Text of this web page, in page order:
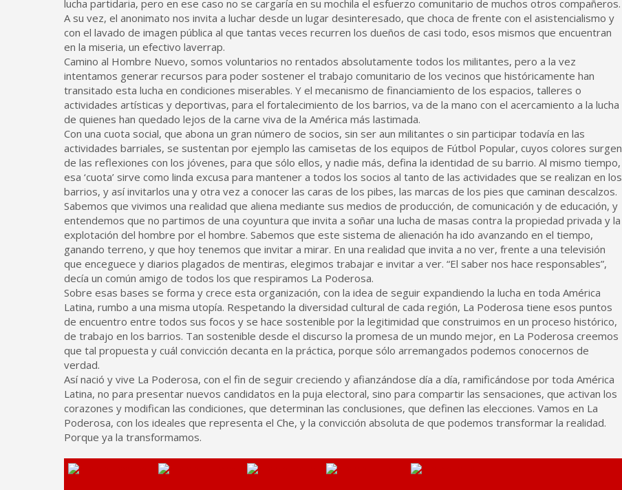
lucha partidaria, pero en ese caso no se cargaría en su mochila el esfuerzo comunitario de muchos otros compañeros.
A su vez, el anonimato nos invita a luchar desde un lugar desinteresado, que choca de frente con el asistencialismo y
con el lavado de imagen pública al que tantas veces recurren los dueños de casi todo, esos mismos que encuentran
en la miseria, un efectivo laverrap.
Camino al Hombre Nuevo, somos voluntarios no rentados absolutamente todos los militantes, pero a la vez
intentamos generar recursos para poder sostener el trabajo comunitario de los vecinos que históricamente han
transitado esta lucha en condiciones miserables. Y el mecanismo de financiamiento de los espacios, talleres o
actividades artísticas y deportivas, para el fortalecimiento de los barrios, va de la mano con el acercamiento a la lucha
de quienes han quedado lejos de la carne viva de la América más lastimada.
Con una cuota social, que abona un gran número de socios, sin ser aun militantes o sin participar todavía en las
actividades barriales, se sustentan por ejemplo las camisetas de los equipos de Fútbol Popular, cuyos colores surgen
de las reflexiones con los jóvenes, para que sólo ellos, y nadie más, defina la identidad de su barrio. Al mismo tiempo,
esa ‘cuota’ sirve como linda excusa para mantener a todos los socios al tanto de las actividades que se realizan en los
barrios, y así invitarlos una y otra vez a conocer las caras de los pibes, las marcas de los pies que caminan descalzos.
Sabemos que vivimos una realidad que aliena mediante sus medios de producción, de comunicación y de educación, y
entendemos que no partimos de una coyuntura que invita a soñar una lucha de masas contra la propiedad privada y la
explotación del hombre por el hombre. Sabemos que este sistema de alienación ha ido avanzando en el tiempo,
ganando terreno, y que hoy tenemos que invitar a mirar. En una realidad que invita a no ver, frente a una televisión
que enceguece y diarios plagados de mentiras, elegimos trabajar e invitar a ver. “El saber nos hace responsables”,
decía un común amigo de todos los que respiramos La Poderosa.
Sobre esas bases se forma y crece esta organización, con la idea de seguir expandiendo la lucha en toda América
Latina, rumbo a una misma utopía. Respetando la diversidad cultural de cada región, La Poderosa tiene esos puntos
de encuentro entre todos sus focos y se hace sostenible por la legitimidad que construimos en un proceso histórico,
de trabajo en los barrios. Tan sostenible desde el discurso la promesa de un mundo mejor, en La Poderosa creemos
que tal propuesta y cuál convicción decanta en la práctica, porque sólo arremangados podemos conocernos de
verdad.
Así nació y vive La Poderosa, con el fin de seguir creciendo y afianzándose día a día, ramificándose por toda América
Latina, no para presentar nuevos candidatos en la puja electoral, sino para compartir las sensaciones, que activan los
corazones y modifican las condiciones, que determinan las conclusiones, que definen las elecciones. Vamos en La
Poderosa, con los ideales que representa el Che, y la convicción absoluta de que podemos transformar la realidad.
Porque ya la transformamos.